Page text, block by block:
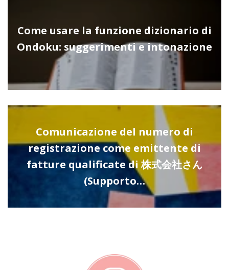
Come usare la funzione dizionario di
Ondoku: suggerimenti e intonazione
Comunicazione del numero di
registrazione come emittente di
fatture qualificate di 株式会社さん
(Supporto…